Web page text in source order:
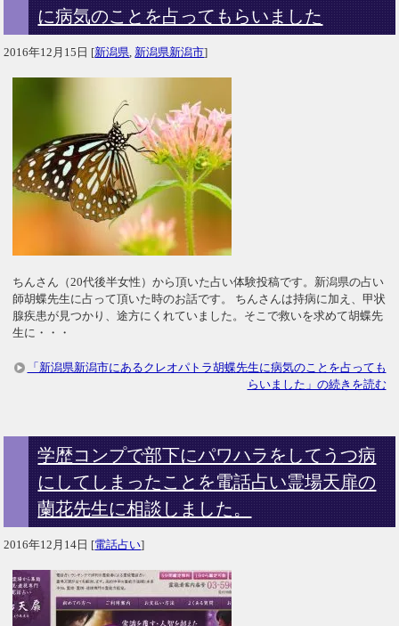
に病気のことを占ってもらいました
2016年12月15日 [新潟県 新潟県新潟市]
ちんさん（20代後半女性）から頂いた占い体験投稿です。新潟県の占い
師胡蝶先生に占って頂いた時のお話です。 ちんさんは持病に加え、甲状
腺疾患が見つかり、途方にくれていました。そこで救いを求めて胡蝶先
生に・・・
「新潟県新潟市にあるクレオパトラ胡蝶先生に病気のことを占っても
らいました」の続きを読む
学歴コンプで部下にパワハラをしてうつ病
にしてしまったことを電話占い霊場天扉の
蘭花先生に相談しました。
2016年12月14日 [電話占い]